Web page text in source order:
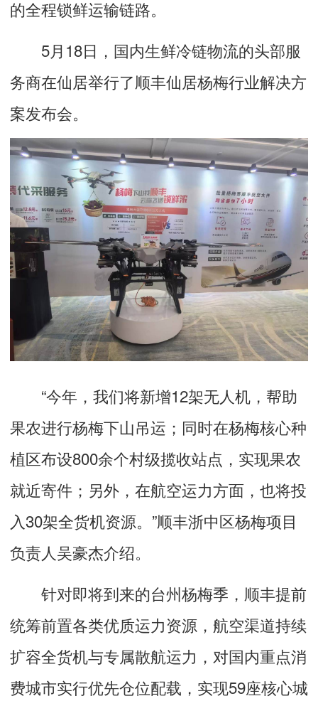
的全程锁鲜运输链路。
5月18日，国内生鲜冷链物流的头部服
务商在仙居举行了顺丰仙居杨梅行业解决方
案发布会。
“今年，我们将新增12架无人机，帮助
果农进行杨梅下山吊运；同时在杨梅核心种
植区布设800余个村级揽收站点，实现果农
就近寄件；另外，在航空运力方面，也将投
入30架全货机资源。”顺丰浙中区杨梅项目
负责人吴豪杰介绍。
针对即将到来的台州杨梅季，顺丰提前
统筹前置各类优质运力资源，航空渠道持续
扩容全货机与专属散航运力，对国内重点消
费城市实行优先仓位配载，实现59座核心城